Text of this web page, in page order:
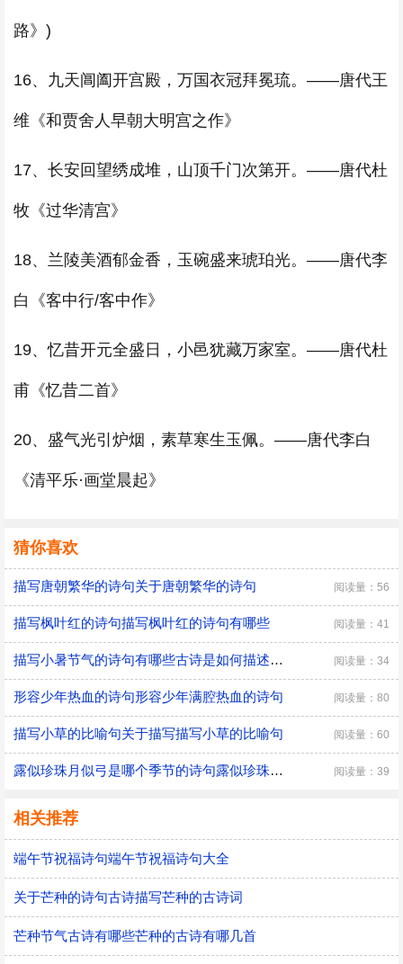
路》)
16、九天阊阖开宫殿，万国衣冠拜冕琉。——唐代王
维《和贾舍人早朝大明宫之作》
17、长安回望绣成堆，山顶千门次第开。——唐代杜
牧《过华清宫》
18、兰陵美酒郁金香，玉碗盛来琥珀光。——唐代李
白《客中行/客中作》
19、忆昔开元全盛日，小邑犹藏万家室。——唐代杜
甫《忆昔二首》
20、盛气光引炉烟，素草寒生玉佩。——唐代李白
《清平乐·画堂晨起》
猜你喜欢
描写唐朝繁华的诗句关于唐朝繁华的诗句 阅读量：56
描写枫叶红的诗句描写枫叶红的诗句有哪些 阅读量：41
描写小暑节气的诗句有哪些古诗是如何描述小暑的 阅读量：34
形容少年热血的诗句形容少年满腔热血的诗句 阅读量：80
描写小草的比喻句关于描写描写小草的比喻句 阅读量：60
露似珍珠月似弓是哪个季节的诗句露似珍珠月似弓描写的是哪个季节的诗句 阅读量：39
相关推荐
端午节祝福诗句端午节祝福诗句大全
关于芒种的诗句古诗描写芒种的古诗词
芒种节气古诗有哪些芒种的古诗有哪几首